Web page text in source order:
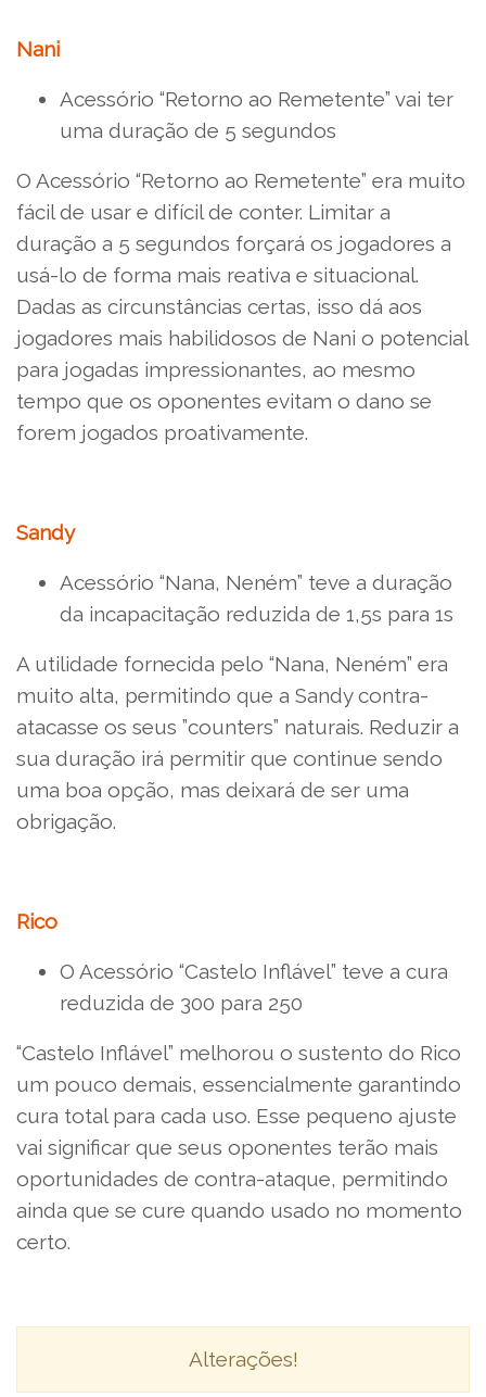
Nani
Acessório “Retorno ao Remetente” vai ter
uma duração de 5 segundos
O Acessório “Retorno ao Remetente” era muito
fácil de usar e difícil de conter. Limitar a
duração a 5 segundos forçará os jogadores a
usá-lo de forma mais reativa e situacional.
Dadas as circunstâncias certas, isso dá aos
jogadores mais habilidosos de Nani o potencial
para jogadas impressionantes, ao mesmo
tempo que os oponentes evitam o dano se
forem jogados proativamente.
Sandy
Acessório “Nana, Neném” teve a duração
da incapacitação reduzida de 1,5s para 1s
A utilidade fornecida pelo “Nana, Neném” era
muito alta, permitindo que a Sandy contra-
atacasse os seus ”counters” naturais. Reduzir a
sua duração irá permitir que continue sendo
uma boa opção, mas deixará de ser uma
obrigação.
Rico
O Acessório “Castelo Inflável” teve a cura
reduzida de 300 para 250
“Castelo Inflável” melhorou o sustento do Rico
um pouco demais, essencialmente garantindo
cura total para cada uso. Esse pequeno ajuste
vai significar que seus oponentes terão mais
oportunidades de contra-ataque, permitindo
ainda que se cure quando usado no momento
certo.
Alterações!